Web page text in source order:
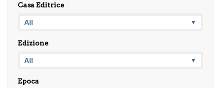
Casa Editrice
Edizione
Epoca